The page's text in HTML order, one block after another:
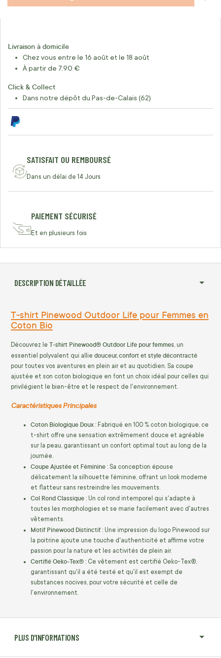
Livraison à domicile
Chez vous entre le 16 août et le 18 août
À partir de 7,90 €
Click & Collect
Dans notre dépôt du Pas-de-Calais (62)
SATISFAIT OU REMBOURSÉ
Dans un délai de 14 Jours
PAIEMENT SÉCURISÉ
Et en plusieurs fois
DESCRIPTION DÉTAILLÉE
PLUS D'INFORMATIONS
T-shirt Pinewood Outdoor Life pour Femmes en
Coton Bio
Découvrez le T-shirt Pinewood® Outdoor Life pour femmes, un
essentiel polyvalent qui allie douceur, confort et style décontracté
pour toutes vos aventures en plein air et au quotidien. Sa coupe
ajustée et son coton biologique en font un choix idéal pour celles qui
privilégient le bien-être et le respect de l'environnement.
Caractéristiques Principales
Coton Biologique Doux : Fabriqué en 100 % coton biologique, ce
t-shirt offre une sensation extrêmement douce et agréable
sur la peau, garantissant un confort optimal tout au long de la
journée.
Coupe Ajustée et Féminine : Sa conception épouse
délicatement la silhouette féminine, offrant un look moderne
et flatteur sans restreindre les mouvements.
Col Rond Classique : Un col rond intemporel qui s'adapte à
toutes les morphologies et se marie facilement avec d'autres
vêtements.
Motif Pinewood Distinctif : Une impression du logo Pinewood sur
la poitrine ajoute une touche d'authenticité et affirme votre
passion pour la nature et les activités de plein air.
Certifié Oeko-Tex® : Ce vêtement est certifié Oeko-Tex®,
garantissant qu'il a été testé et qu'il est exempt de
substances nocives, pour votre sécurité et celle de
l'environnement.